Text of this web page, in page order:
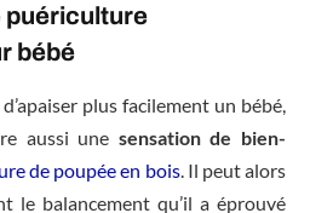
puériculture
bébé
plus facilement un bébé,
aussi une sensation de bien-
de poupée en bois. Il peut alors
le balancement qu’il a éprouvé